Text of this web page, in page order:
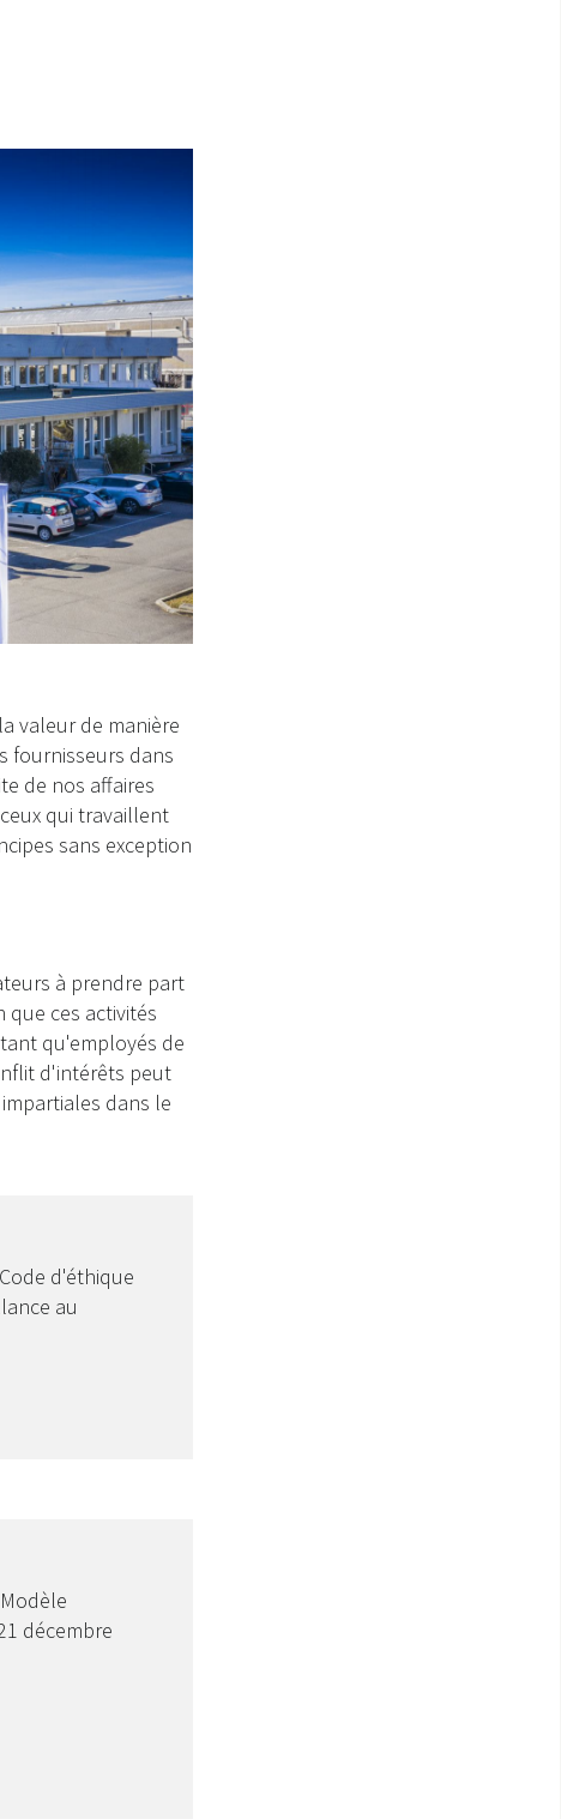
valeur de manière
fournisseurs dans
de nos affaires
qui travaillent
sans exception
à prendre part
que ces activités
qu'employés de
d'intérêts peut
dans le
d'éthique
au
décembre